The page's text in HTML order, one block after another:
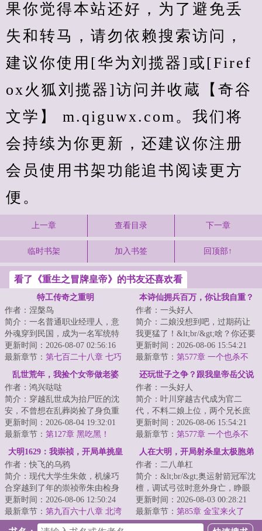
果你觉得本站还好，为了避免丢
失和转马，请勿依赖搜索访问，
建议你使用[华为刘揽器]或[Firef
ox火狐刘揽器]访问并收蔵【奇谷
文学】 m.qiguwx.com。我们将
会持续为你更新，还建议你注册
会员使用书架功能追书阅读更方
便。
上一章 查看目录 下一章
临时书架 加入书签 回顶部↑
看了《重生之冒牌皇帝》的书友还喜欢看
特工传奇之重明
作者：涅槃鸟
简介：一名普通职业经理人，意
外魂穿到民国，成为一名军统特
工，没有金手指，凭借前世的信
息，依靠自己的...
更新时间：2026-08-07 02:56:16
最新章节： 第七百二十八章 七巧
华容
本诗仙拥兵百万，你让我自重？
作者：一头好人
简介：二娘没想到吧，过期药让
我更猛了！&lt;br/&gt;啥？你还要
和兄长抢我驸马之位？&lt;br/&gt;
给脸不要...
更新时间：2026-08-06 15:54:21
最新章节： 第577章 一个也杀不
了！
乱世荒年，我捡个女帝做老婆
作者：鸿兴哒哒
简介：穿越乱世成为抬尸匠的沈
安，不曾想在乱葬岗捡了身负重
伤的女帝回家，他用现代知识，
一次次改变女帝...
更新时间：2026-08-04 19:32:01
最新章节： 第127章 黑吃黑！
还玩世子之争？跟我皇帝岳父说
去吧！
作者：一头好人
简介：叶川穿越古代成为官二
代，不料二娘上位，两个兄长庶
出变嫡子，一家绿茶联合偏心老
爹要强抢叶川和公...
更新时间：2026-08-06 15:54:21
最新章节： 第577章 一个也杀不
了！
大明1629：我崇祯，开局单挑皇
太极
作者：快飞的乌鸦
简介：现代大学生朱敛，机缘巧
合穿越到了年的崇祯帝朱由检身
上。&lt;br/&gt;此时，大明国运将
尽，天下将...
更新时间：2026-08-06 12:50:24
最新章节： 第九百六十八章 北湾
人在大明，开局射杀皇太极胞弟
作者：二八单杠
简介：&lt;br/&gt;奥运射箭冠军沈
檀，调试弓弦时意外身亡，睁眼
竟成明末宁远城中一名混吃等死
的“空饷把...
更新时间：2026-08-03 00:28:21
最新章节： 第85章 金宝来火了